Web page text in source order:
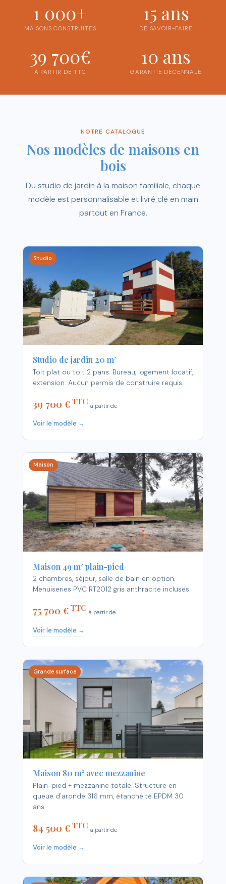
1 000+
MAISONS CONSTRUITES
15 ans
DE SAVOIR-FAIRE
39 700€
À PARTIR DE TTC
10 ans
GARANTIE DÉCENNALE
NOTRE CATALOGUE
Nos modèles de maisons en
bois
Du studio de jardin à la maison familiale, chaque
modèle est personnalisable et livré clé en main
partout en France.
Studio
Studio de jardin 20 m²
Toit plat ou toit 2 pans. Bureau, logement locatif,
extension. Aucun permis de construire requis.
39 700 €TTC à partir de
Voir le modèle →
Maison
Maison 49 m² plain-pied
2 chambres, séjour, salle de bain en option.
Menuiseries PVC RT2012 gris anthracite incluses.
75 700 €TTC à partir de
Voir le modèle →
Grande surface
Maison 80 m² avec mezzanine
Plain-pied + mezzanine totale. Structure en
queue d'aronde 316 mm, étanchéité EPDM 30
ans.
84 500 €TTC à partir de
Voir le modèle →